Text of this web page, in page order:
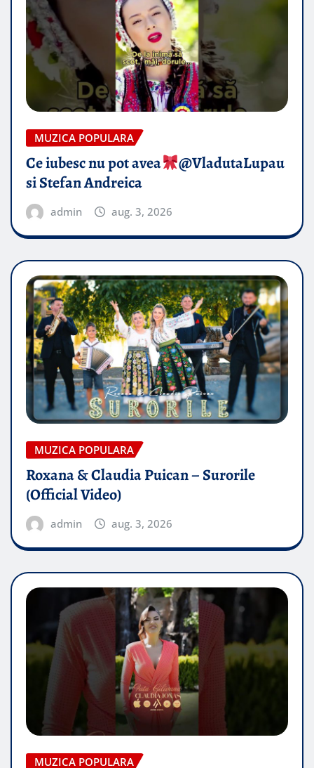
MUZICA POPULARA
Ce iubesc nu pot avea
​@VladutaLupau
si Stefan Andreica
admin aug. 3, 2026
MUZICA POPULARA
Roxana & Claudia Puican – Surorile
(Official Video)
admin aug. 3, 2026
MUZICA POPULARA